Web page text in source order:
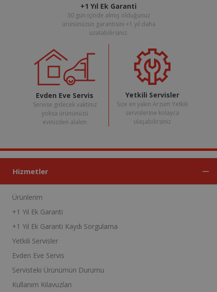
+1 Yıl Ek Garanti
30 gün içinde almış olduğunuz
ürününüzün garantisini +1 yıl daha
uzatabilirsiniz.
Evden Eve Servis
Servise gidecek vaktiniz
yoksa ürününüzü
evinizden alalım
Yetkili Servisler
Size en yakın Arzum Yetkili
servislerine kolayca
ulaşabilirsiniz
Hizmetler
Ürünlerim
+1 Yıl Ek Garanti
+1 Yıl Ek Garanti Kaydı Sorgulama
Yetkili Servisler
Evden Eve Servis
Servisteki Ürünümün Durumu
Kullanım Kılavuzları